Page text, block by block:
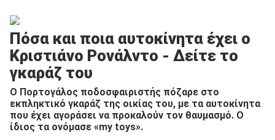
Πόσα και ποια αυτοκίνητα έχει ο
Κριστιάνο Ρονάλντο - Δείτε το
γκαράζ του
Ο Πορτογάλος ποδοσφαιριστής πόζαρε στο
εκπληκτικό γκαράζ της οικίας του, με τα αυτοκίνητα
που έχει αγοράσει να προκαλούν τον θαυμασμό. Ο
ίδιος τα ονόμασε «my toys».